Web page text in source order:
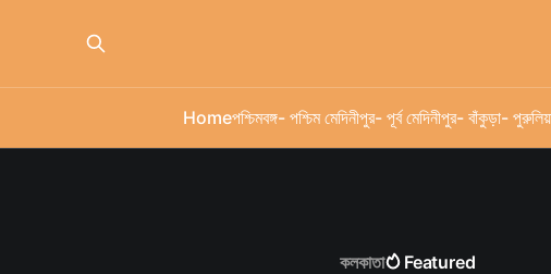
Homeপশ্চিমবঙ্গ- পশ্চিম মেদিনীপুর- পূর্ব মেদিনীপুর- বাঁকুড়া-
কলকাতা Featured